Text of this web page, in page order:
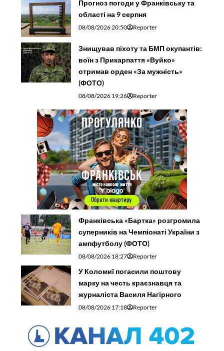
Прогноз погоди у Франківську та
області на 9 серпня
08/08/2026 20:50 Reporter
Знищував піхоту та БМП окупантів:
воїн з Прикарпаття «Вуйко»
отримав орден «За мужність»
(ФОТО)
08/08/2026 19:26 Reporter
Франківська «Бартка» розгромила
суперників на Чемпіонаті України з
ампфутболу (ФОТО)
08/08/2026 18:27 Reporter
У Коломиї погасили поштову
марку на честь краєзнавця та
журналіста Василя Нагірного
08/08/2026 17:18 Reporter